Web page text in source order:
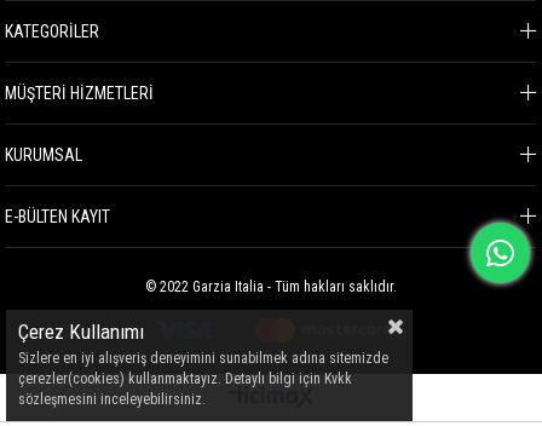
KATEGORİLER
MÜŞTERİ HİZMETLERİ
KURUMSAL
E-BÜLTEN KAYIT
© 2022 Garzia Italia - Tüm hakları saklıdır.
Çerez Kullanımı
Sizlere en iyi alışveriş deneyimini sunabilmek adına sitemizde
çerezler(cookies) kullanmaktayız. Detaylı bilgi için Kvkk
sözleşmesini inceleyebilirsiniz.